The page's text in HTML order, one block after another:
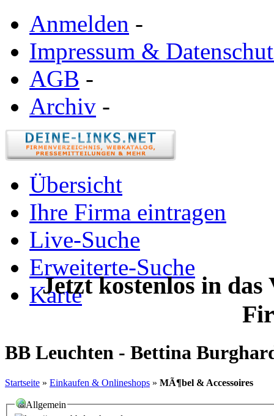
Anmelden -
Impressum &
AGB -
Archiv -
Übersicht
Ihre Firma eintragen
Live-Suche
Erweiterte-Suche
Karte
Jetzt kostenlos in
BB Leuchten - Bettina
Startseite » Einkaufen & Onlineshops » MÃ¶bel & Accessoires
Allgemein